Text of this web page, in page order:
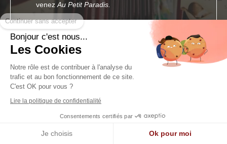
venez Au Petit Paradis.
Notre citation
Continuer sans accepter
Bonjour c'est nous...
Les Cookies
Notre rôle est de contribuer à l'analyse du
trafic et au bon fonctionnement de ce site.
C'est OK pour vous ?
Lire la politique de confidentialité
Consentements certifiés par
Je choisis Ok pour moi